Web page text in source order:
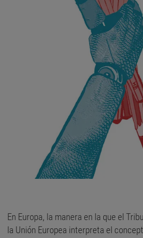
En Europa, la manera en la que el
la Unión Europea interpreta el